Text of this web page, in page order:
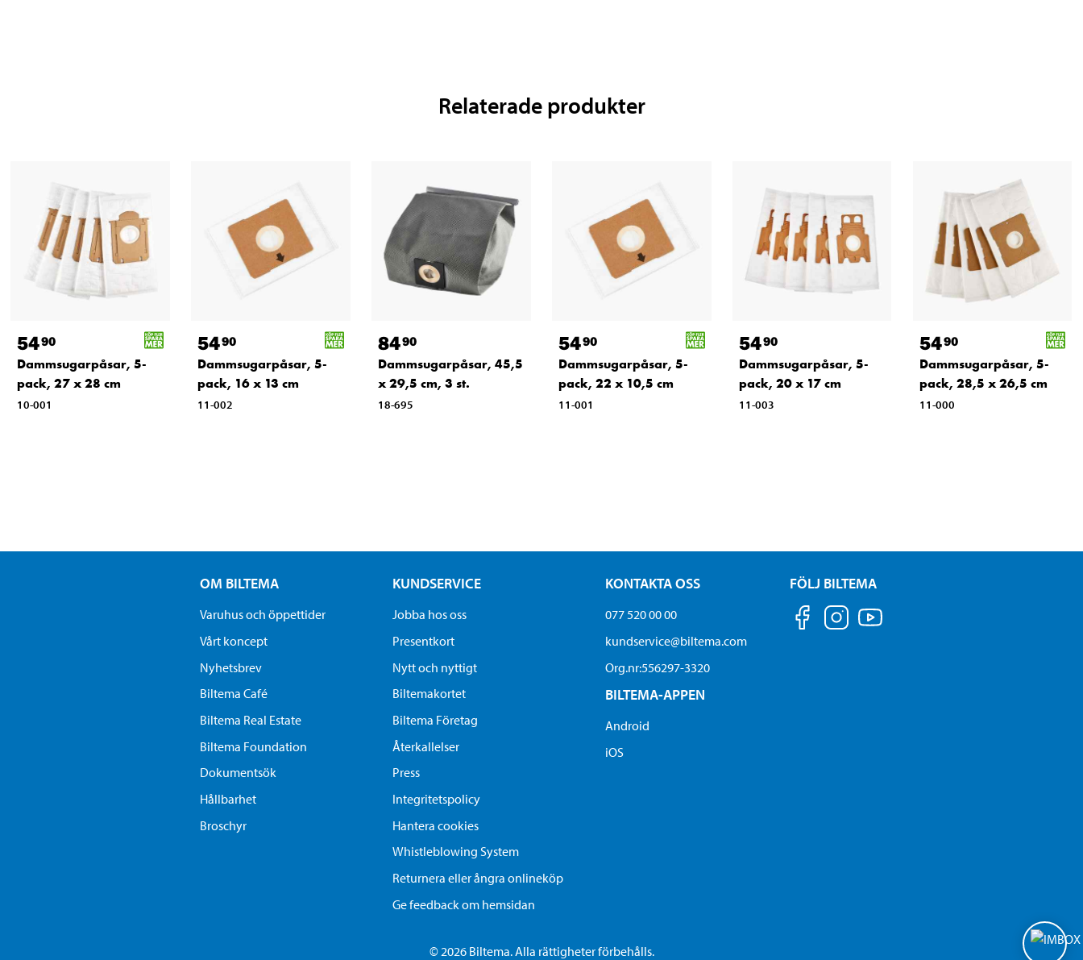
Relaterade produkter
5490
Dammsugarpåsar, 5-
pack, 27 x 28 cm
10-001
5490
Dammsugarpåsar, 5-
pack, 16 x 13 cm
11-002
8490
Dammsugarpåsar, 45,5
x 29,5 cm, 3 st.
18-695
5490
Dammsugarpåsar, 5-
pack, 22 x 10,5 cm
11-001
5490
Dammsugarpåsar, 5-
pack, 20 x 17 cm
11-003
5490
Dammsugarpåsar, 5-
pack, 28,5 x 26,5 cm
11-000
OM BILTEMA
Varuhus och öppettider
Vårt koncept
Nyhetsbrev
Biltema Café
Biltema Real Estate
Biltema Foundation
Dokumentsök
Hållbarhet
Broschyr
KUNDSERVICE
Jobba hos oss
Presentkort
Nytt och nyttigt
Biltemakortet
Biltema Företag
Återkallelser
Press
Integritetspolicy
Hantera cookies
Whistleblowing System
Returnera eller ångra onlineköp
Ge feedback om hemsidan
KONTAKTA OSS
077 520 00 00
kundservice@biltema.com
Org.nr:556297-3320
BILTEMA-APPEN
Android
iOS
FÖLJ BILTEMA
© 2026 Biltema. Alla rättigheter förbehålls.